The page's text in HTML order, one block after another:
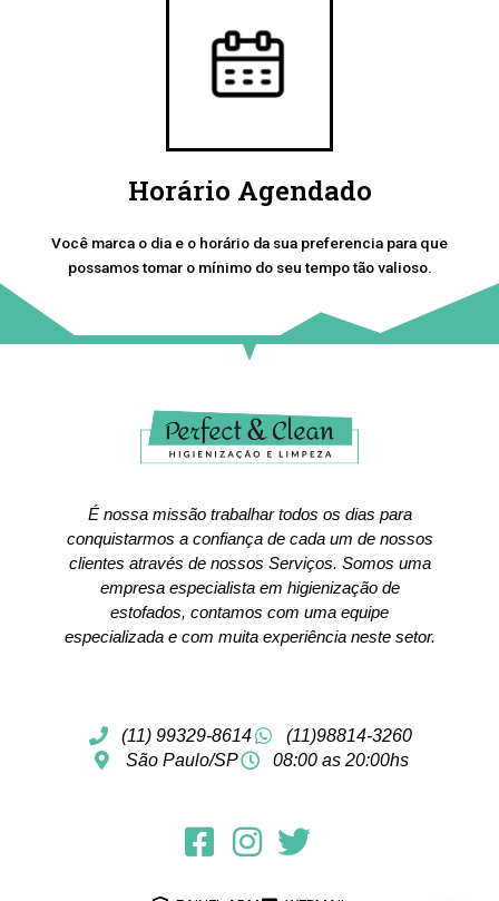
Horário Agendado
Você marca o dia e o horário da sua preferencia para que
possamos tomar o mínimo do seu tempo tão valioso.
É nossa missão trabalhar todos os dias para
conquistarmos a confiança de cada um de nossos
clientes através de nossos Serviços. Somos uma
empresa especialista em higienização de
estofados, contamos com uma equipe
especializada e com muita experiência neste setor.
(11) 99329-8614
(11)98814-3260
São Paulo/SP
08:00 as 20:00hs